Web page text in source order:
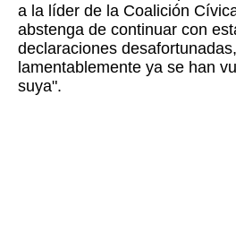
a la líder de la Coalición
abstenga de continuar con
declaraciones
lamentablemente ya se han
suya".